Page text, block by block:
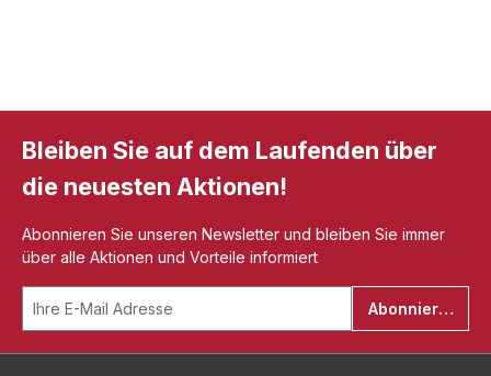
Bleiben Sie auf dem Laufenden über
die neuesten Aktionen!
Abonnieren Sie unseren Newsletter und bleiben Sie immer
über alle Aktionen und Vorteile informiert
Abonnieren